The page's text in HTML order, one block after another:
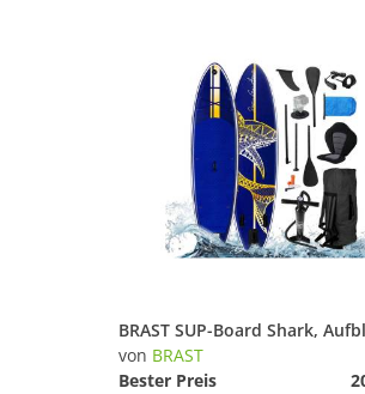
von BRAST
Bester Preis